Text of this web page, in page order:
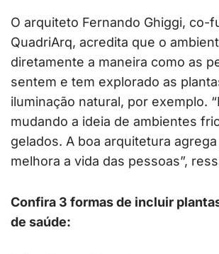
O arquiteto Fernando Ghiggi, co-
QuadriArq, acredita que o
diretamente a maneira como as
sentem e tem explorado as
iluminação natural, por exemplo.
mudando a ideia de ambientes
gelados. A boa arquitetura
melhora a vida das pessoas”,
Confira 3 formas de incluir
de saúde: